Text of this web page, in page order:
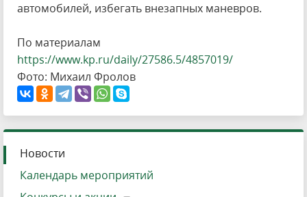
автомобилей, избегать внезапных маневров.
По материалам
https://www.kp.ru/daily/27586.5/4857019/
Фото: Михаил Фролов
Новости
Календарь мероприятий